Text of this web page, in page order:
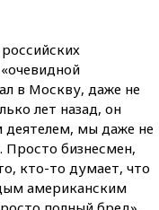
в Москву, даже не
лет назад, он
деятелем, мы даже не
Просто бизнесмен,
кто-то думает, что
американским